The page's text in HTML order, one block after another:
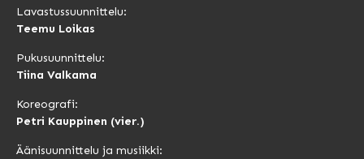
Lavastussuunnittelu:
Teemu Loikas
Pukusuunnittelu:
Tiina Valkama
Koreografi:
Petri Kauppinen (vier.)
Äänisuunnittelu ja musiikki: